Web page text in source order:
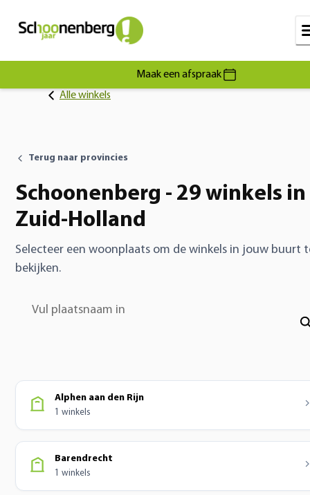
Maak een afspraak
Alle winkels
Terug naar provincies
Schoonenberg - 29 winkels in
Zuid-Holland
Selecteer een woonplaats om de winkels in jouw buurt
bekijken.
Vul plaatsnaam in
Alphen aan den Rijn
1 winkels
Barendrecht
1 winkels